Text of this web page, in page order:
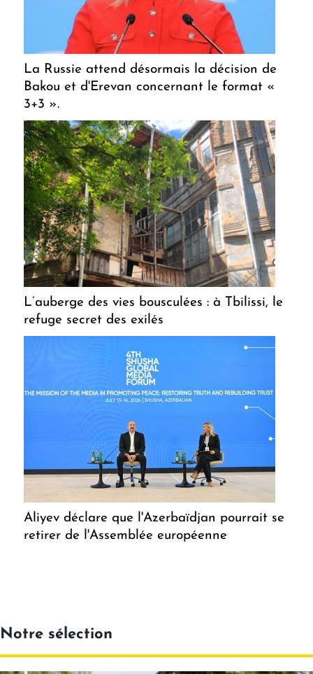
La Russie attend désormais la décision de
Bakou et d'Erevan concernant le format «
3+3 ».
L’auberge des vies bousculées : à Tbilissi, le
refuge secret des exilés
Aliyev déclare que l'Azerbaïdjan pourrait se
retirer de l'Assemblée européenne
Notre sélection